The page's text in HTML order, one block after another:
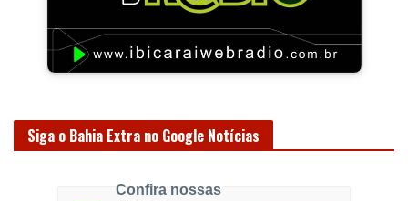
Siga o Bahia Extra no Google Notícias
Confira nossas